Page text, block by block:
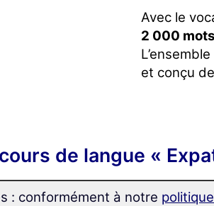
Avec le
2 000
et conçu
de langue «
: conformément à notre